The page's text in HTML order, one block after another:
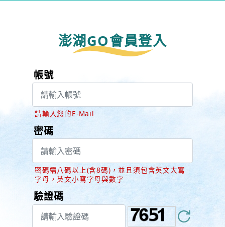
澎湖GO會員登入
帳號
請輸入您的E-Mail
密碼
密碼需八碼以上(含8碼)，並且須包含英文大寫
字母，英文小寫字母與數字
驗證碼